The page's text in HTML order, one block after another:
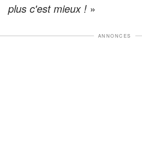
plus c'est mieux ! »
ANNONCES